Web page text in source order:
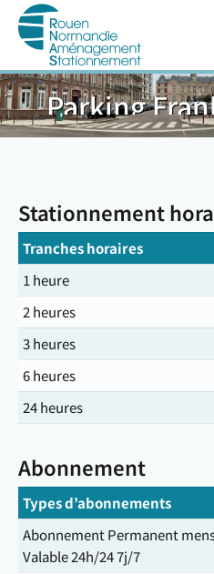
Parking Vous
Stationnement
Tranches horaires
1 heure
2 heures
3 heures
6 heures
24 heures
Abonnement
Types d’abonnements
Abonnement Permanent
Valable 24h/24 7j/7